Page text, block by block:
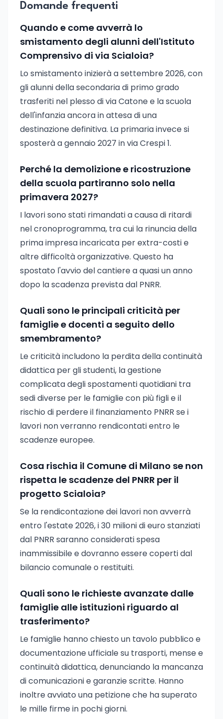
Domande frequenti
Quando e come avverrà lo
smistamento degli alunni dell'Istituto
Comprensivo di via Scialoia?
Lo smistamento inizierà a settembre 2026, con
gli alunni della secondaria di primo grado
trasferiti nel plesso di via Catone e la scuola
dell'infanzia ancora in attesa di una
destinazione definitiva. La primaria invece si
sposterà a gennaio 2027 in via Crespi 1.
Perché la demolizione e ricostruzione
della scuola partiranno solo nella
primavera 2027?
I lavori sono stati rimandati a causa di ritardi
nel cronoprogramma, tra cui la rinuncia della
prima impresa incaricata per extra-costi e
altre difficoltà organizzative. Questo ha
spostato l'avvio del cantiere a quasi un anno
dopo la scadenza prevista dal PNRR.
Quali sono le principali criticità per
famiglie e docenti a seguito dello
smembramento?
Le criticità includono la perdita della continuità
didattica per gli studenti, la gestione
complicata degli spostamenti quotidiani tra
sedi diverse per le famiglie con più figli e il
rischio di perdere il finanziamento PNRR se i
lavori non verranno rendicontati entro le
scadenze europee.
Cosa rischia il Comune di Milano se non
rispetta le scadenze del PNRR per il
progetto Scialoia?
Se la rendicontazione dei lavori non avverrà
entro l'estate 2026, i 30 milioni di euro stanziati
dal PNRR saranno considerati spesa
inammissibile e dovranno essere coperti dal
bilancio comunale o restituiti.
Quali sono le richieste avanzate dalle
famiglie alle istituzioni riguardo al
trasferimento?
Le famiglie hanno chiesto un tavolo pubblico e
documentazione ufficiale su trasporti, mense e
continuità didattica, denunciando la mancanza
di comunicazioni e garanzie scritte. Hanno
inoltre avviato una petizione che ha superato
le mille firme in pochi giorni.